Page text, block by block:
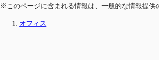
※このページに含まれる情報は、一般的な情報提供
オフィス